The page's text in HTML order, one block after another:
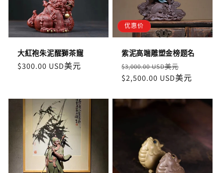
大紅袍朱泥醒獅茶寵
定
$300.00 USD美元
优惠价
紫泥高端雕塑金榜题名
定
價
$3,000.00 USD美元
價
$2,500.00 USD美元